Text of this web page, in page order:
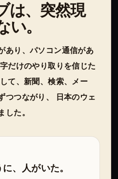
は、突然現
。
あり、パソコン通信があ
だけのやり取りを信じた
て、新聞、検索、メー
つつながり、 日本のウェ
した。
、人がいた。